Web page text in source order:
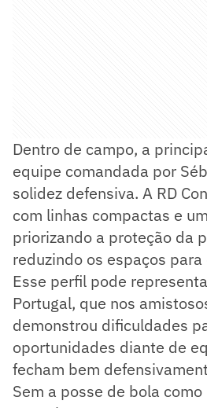
Dentro de campo, a
equipe comandada por
solidez defensiva. A RD
com linhas compactas e
priorizando a proteção da
reduzindo os espaços
Esse perfil pode
Portugal, que nos
demonstrou dificuldades
oportunidades diante de
fecham bem
Sem a posse de bola